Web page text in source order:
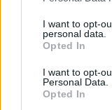
not limited to your
grant or deny
use your data for
consent section.
I want to opt-
personal data.
Opted In
I want to opt-
Personal Data.
Opted In
Survivor All
Κεφαλά –
05.03.2023
Media